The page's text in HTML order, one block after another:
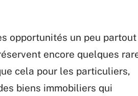
opportunités un peu partout
encore quelques
cela pour les particuliers,
biens immobiliers qui